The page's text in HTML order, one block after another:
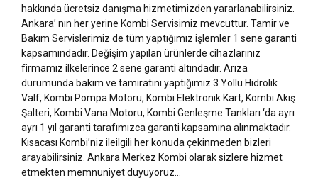
hakkında ücretsiz danışma hizmetimizden yararlanabilirsiniz.
Ankara’ nın her yerine Kombi Servisimiz mevcuttur. Tamir ve
Bakım Servislerimiz de tüm yaptığımız işlemler 1 sene garanti
kapsamındadır. Değişim yapılan ürünlerde cihazlarınız
firmamız ilkelerince 2 sene garanti altındadır. Arıza
durumunda bakım ve tamiratını yaptığımız 3 Yollu Hidrolik
Valf, Kombi Pompa Motoru, Kombi Elektronik Kart, Kombi Akış
Şalteri, Kombi Vana Motoru, Kombi Genleşme Tankları ‘da ayrı
ayrı 1 yıl garanti tarafımızca garanti kapsamına alınmaktadır.
Kısacası Kombi’niz ileilgili her konuda çekinmeden bizleri
arayabilirsiniz. Ankara Merkez Kombi olarak sizlere hizmet
etmekten memnuniyet duyuyoruz…